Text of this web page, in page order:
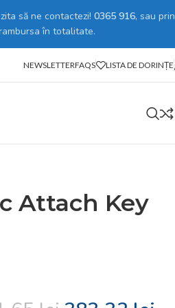
să ne contactezi! 0365 916, sau prin
în totalitate.
NEWSLETTERFAQS LISTA DE DORINȚE
Attach Key